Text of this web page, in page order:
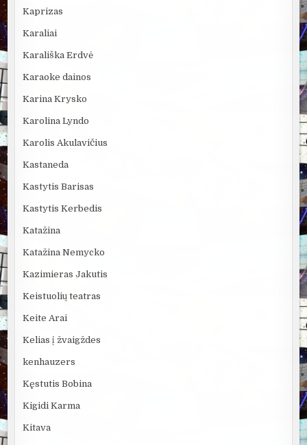
Kaprizas
Karaliai
Karališka Erdvė
Karaoke dainos
Karina Krysko
Karolina Lyndo
Karolis Akulavičius
Kastaneda
Kastytis Barisas
Kastytis Kerbedis
Katažina
Katažina Nemycko
Kazimieras Jakutis
Keistuolių teatras
Keite Arai
Kelias į žvaigždes
kenhauzers
Kęstutis Bobina
Kigidi Karma
Kitava